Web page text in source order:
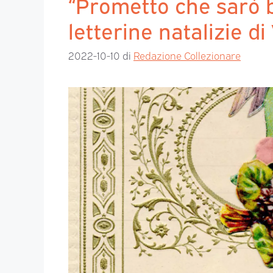
letterine natalizie
2022-10-10 di Redazione Collezionare